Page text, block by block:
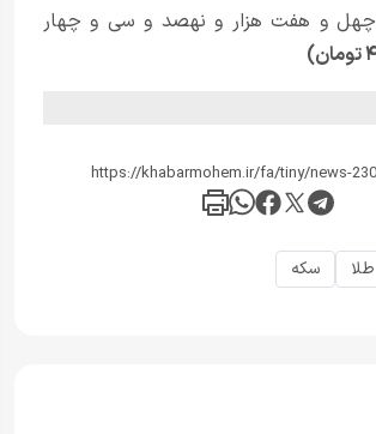
چهل و هفت هزار و نهصد و سی و چهار
طلا سکه